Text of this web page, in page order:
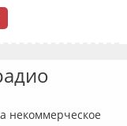
некоммерческое